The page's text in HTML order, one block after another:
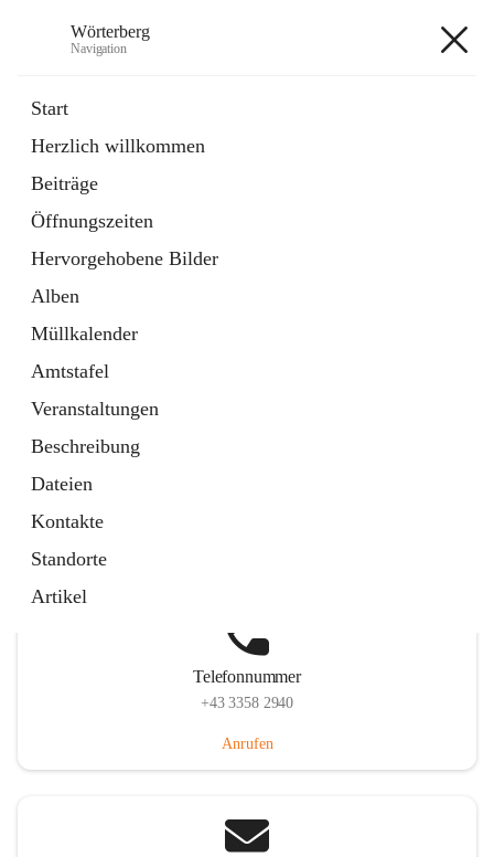
Wörterberg
Navigation
Start
Herzlich willkommen
Beiträge
Öffnungszeiten
Hervorgehobene Bilder
Alben
Müllkalender
Amtstafel
Veranstaltungen
Beschreibung
Dateien
Kontakte
Standorte
Artikel
5 Schnellzugriffe
Bürgerservice
9 Schnellzugriffe
Telefonnummer
+43 3358 2940
Anrufen